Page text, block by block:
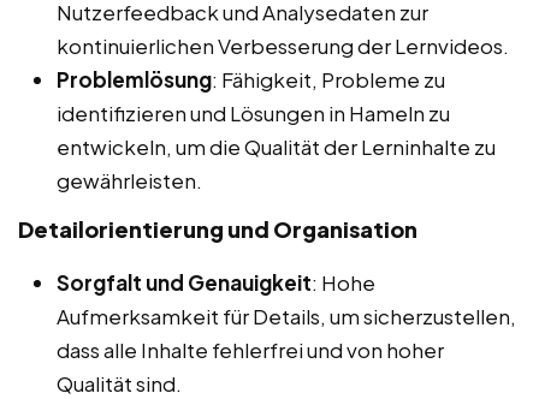
Nutzerfeedback und Analysedaten zur
kontinuierlichen Verbesserung der Lernvideos.
Problemlösung: Fähigkeit, Probleme zu
identifizieren und Lösungen in Hameln zu
entwickeln, um die Qualität der Lerninhalte zu
gewährleisten.
Detailorientierung und Organisation
Sorgfalt und Genauigkeit: Hohe
Aufmerksamkeit für Details, um sicherzustellen,
dass alle Inhalte fehlerfrei und von hoher
Qualität sind.